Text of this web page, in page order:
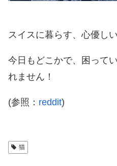
スイスに暮らす、心優し
今日もどこかで、困って
れません！
(参照： reddit)
猫